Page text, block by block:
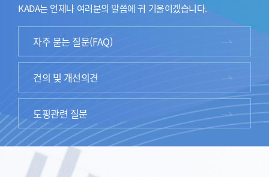
KADA는 언제나 여러분의 말씀에 귀 기울이겠습니다.
자주 묻는 질문(FAQ)
건의 및 개선의견
도핑관련 질문